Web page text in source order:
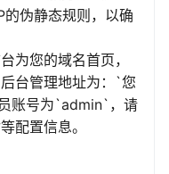
伪静态规则，以确
为您的域名首页，
台管理地址为：`您
账号为`admin`，请
配置信息。